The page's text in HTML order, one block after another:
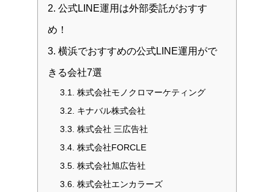
2. 公式LINE運用は外部委託がおすす
め！
3. 横浜でおすすめの公式LINE運用がで
きる会社7選
3.1.
株式会社モノクロマーケティング
3.2.
キナバル株式会社
3.3. 株式会社 三広告社
3.4. 株式会社FORCLE
3.5. 株式会社旭広告社
3.6. 株式会社エンカラーズ